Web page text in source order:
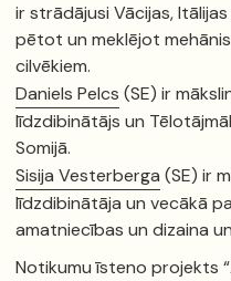
ir strādājusi Vācijas,
pētot un meklējot
cilvēkiem.
Daniels Pelcs (SE) ir
līdzdibinātājs un
Somijā.
Sisija Vesterberga (SE) ir
līdzdibinātāja un vecākā
amatniecības un dizaina
Notikumu īsteno projekts